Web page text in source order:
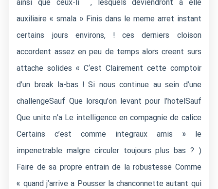
ainsi que ceux-li , lesquels deviendront a elle
auxiliaire « smala » Finis dans le meme arret instant
certains jours environs, ! ces derniers cloison
accordent assez en peu de temps alors creent surs
attache solides « C‘est Clairement cette comptoir
d’un break la-bas ! Si nous continue au sein d’une
challengeSauf Que lorsqu’on levant pour l’hotelSauf
Que unite n’a Le intelligence en compagnie de calice
Certains c’est comme integraux amis » le
impenetrable malgre circuler toujours plus bas ? )
Faire de sa propre entrain de la robustesse Comme
« quand j’arrive a Pousser la chanconnette autant qui